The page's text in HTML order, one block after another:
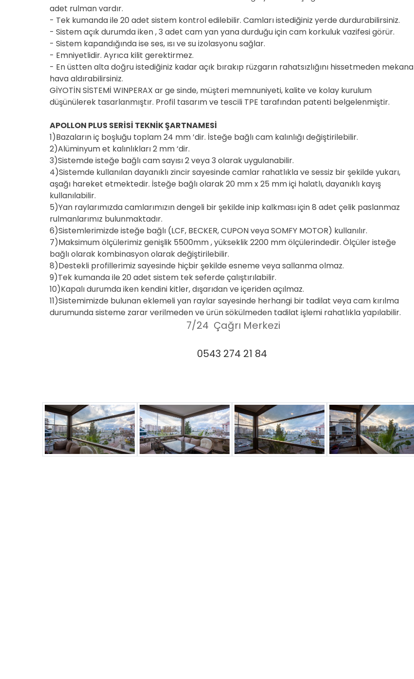
adet rulman vardır.
- Tek kumanda ile 20 adet sistem kontrol edilebilir. Camları istediğiniz yerde durdurabilirsiniz.
- Sistem açık durumda iken , 3 adet cam yan yana durduğu için cam korkuluk vazifesi görür.
- Sistem kapandığında ise ses, ısı ve su izolasyonu sağlar.
- Emniyetlidir. Ayrıca kilit gerektirmez.
- En üstten alta doğru istediğiniz kadar açık bırakıp rüzgarın rahatsızlığını hissetmeden mekana
hava aldırabilirsiniz.
GİYOTİN SİSTEMİ WINPERAX ar ge sinde, müşteri memnuniyeti, kalite ve kolay kurulum
düşünülerek tasarlanmıştır. Profil tasarım ve tescili TPE tarafından patenti belgelenmiştir.
APOLLON PLUS SERİSİ TEKNİK ŞARTNAMESİ
1)Bazaların iç boşluğu toplam 24 mm ’dir. İsteğe bağlı cam kalınlığı değiştirilebilir.
2)Alüminyum et kalınlıkları 2 mm ‘dir.
3)Sistemde isteğe bağlı cam sayısı 2 veya 3 olarak uygulanabilir.
4)Sistemde kullanılan dayanıklı zincir sayesinde camlar rahatlıkla ve sessiz bir şekilde yukarı,
aşağı hareket etmektedir. İsteğe bağlı olarak 20 mm x 25 mm içi halatlı, dayanıklı kayış
kullanılabilir.
5)Yan raylarımızda camlarımızın dengeli bir şekilde inip kalkması için 8 adet çelik paslanmaz
rulmanlarımız bulunmaktadır.
6)Sistemlerimizde isteğe bağlı (LCF, BECKER, CUPON veya SOMFY MOTOR) kullanılır.
7)Maksimum ölçülerimiz genişlik 5500mm , yükseklik 2200 mm ölçülerindedir. Ölçüler isteğe
bağlı olarak kombinasyon olarak değiştirilebilir.
8)Destekli profillerimiz sayesinde hiçbir şekilde esneme veya sallanma olmaz.
9)Tek kumanda ile 20 adet sistem tek seferde çalıştırılabilir.
10)Kapalı durumda iken kendini kitler, dışarıdan ve içeriden açılmaz.
11)Sistemimizde bulunan eklemeli yan raylar sayesinde herhangi bir tadilat veya cam kırılma
durumunda sisteme zarar verilmeden ve ürün sökülmeden tadilat işlemi rahatlıkla yapılabilir.
7/24 Çağrı Merkezi
0543 274 21 84